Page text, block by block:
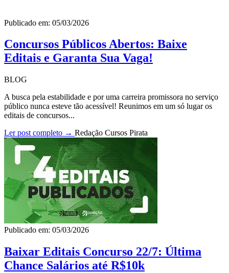
Publicado em: 05/03/2026
Concursos Públicos Abertos: Baixe
Editais e Garanta Sua Vaga!
BLOG
A busca pela estabilidade e por uma carreira promissora no serviço
público nunca esteve tão acessível! Reunimos em um só lugar os
editais de concursos...
Ler post completo → Redação Cursos Pirata
Publicado em: 05/03/2026
Baixar Editais Concurso 22/7: Última
Chance Salários até R$10k